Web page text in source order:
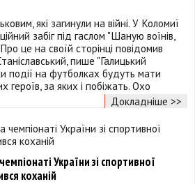
які загинули на війні. У Коломиї
забіг під гаслом "Шаную воїнів,
це на своїй сторінці повідомив
пише "Галицький
події на футболках будуть мати
героїв, за яких і побіжать. Охо
Докладніше >>
України зі спортивної
коханій